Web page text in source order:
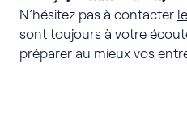
N’hésitez pas à contacter
sont toujours à votre
préparer au mieux vos